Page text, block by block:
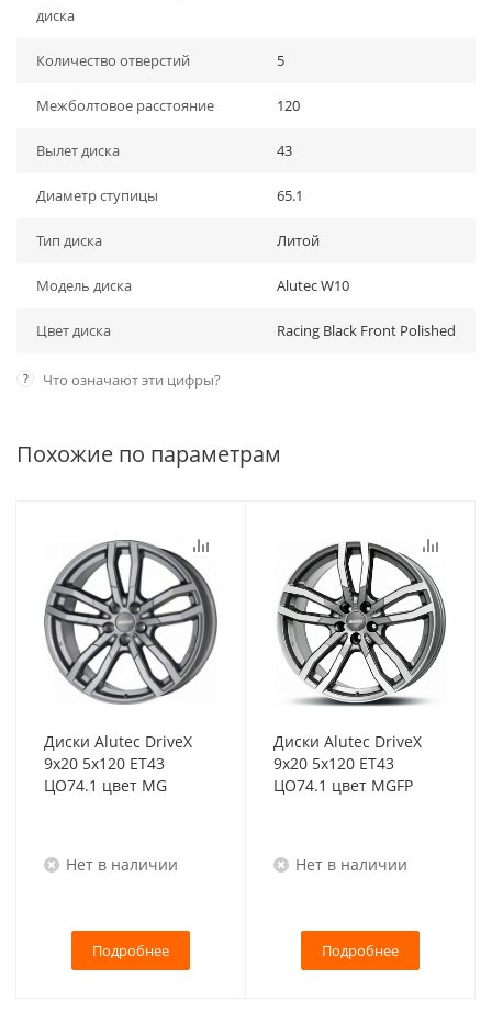
диска
Количество отверстий 5
Межболтовое расстояние 120
Вылет диска 43
Диаметр ступицы 65.1
Тип диска Литой
Модель диска Alutec W10
Цвет диска Racing Black Front Polished
? Что означают эти цифры?
Похожие по параметрам
Диски Alutec DriveX
9x20 5x120 ET43
ЦО74.1 цвет MG
Нет в наличии
Подробнее
Диски Alutec DriveX
9x20 5x120 ET43
ЦО74.1 цвет MGFP
Нет в наличии
Подробнее